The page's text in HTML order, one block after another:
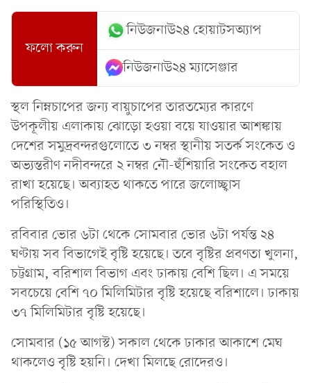
ফলো করুন
নিউজনাউ২৪ হোয়াটসঅ্যাপ
নিউজনাউ২৪ ম্যাসেঞ্জার
স্থল নিম্নচাপের জন্য বায়ুচাপের তারতম্যের কারণে
উপকূলীয় এলাকায় ঝোড়ো হওয়া বয়ে যাওয়ার আশঙ্কায়
দেশের সমুদ্রবন্দরগুলোতে ৩ নম্বর স্থানীয় সতর্ক সংকেত ও
অভ্যন্তরীণ নদীবন্দরে ২ নম্বর নৌ-হুঁশিয়ারি সংকেত বহাল
রাখা হয়েছে। অব্যাহত থাকতে পারে জলোচ্ছ্বাস
পরিস্থিতিও।
রবিবার ভোর ৬টা থেকে সোমবার ভোর ৬টা পর্যন্ত ২৪
ঘণ্টায় সব বিভাগেই বৃষ্টি হয়েছে। তবে বৃষ্টির প্রবণতা খুলনা,
চট্টগ্রাম, বরিশাল বিভাগ এবং ঢাকায় বেশি ছিল। এ সময়ে
সবচেয়ে বেশি ৭০ মিলিমিটার বৃষ্টি হয়েছে বরিশালে। ঢাকায়
৩৭ মিলিমিটার বৃষ্টি হয়েছে।
সোমবার (১৫ আগস্ট) সকাল থেকে ঢাকার আকাশে মেঘ
থাকলেও বৃষ্টি হয়নি। দেখা মিলছে রোদেরও।